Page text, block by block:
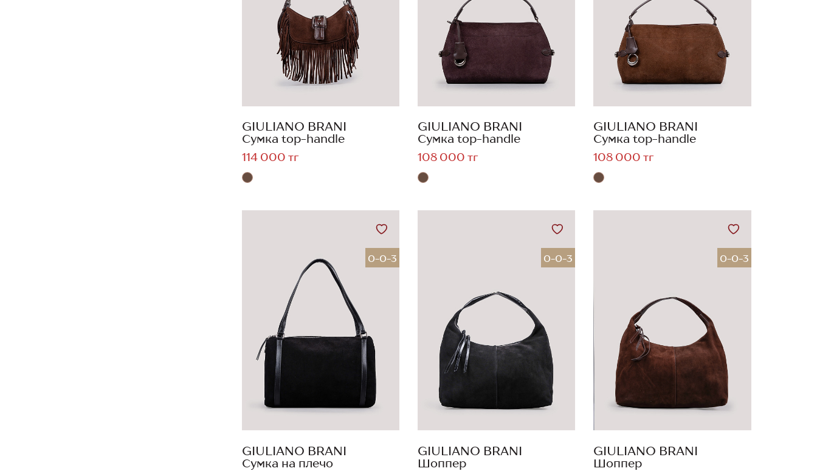
GIULIANO BRANI
Сумка top-handle
114 000 тг
GIULIANO BRANI
Сумка top-handle
108 000 тг
GIULIANO BRANI
Сумка top-handle
108 000 тг
0-0-3
GIULIANO BRANI
Сумка на плечо
0-0-3
GIULIANO BRANI
Шоппер
0-0-3
GIULIANO BRANI
Шоппер